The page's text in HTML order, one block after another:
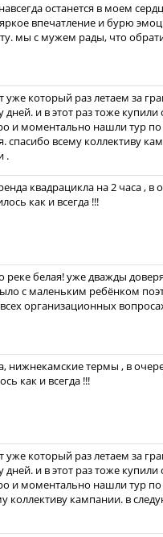
останется в моем
впечатление и бурю
мы с мужем рады, что
уже который раз летаем за
и в этот раз тоже
и моментально нашли тур
спасибо всему коллективу
.
квадрацикла на 2 часа ,
как и всегда !!!
реке белая! уже дважды
с маленьким ребёнком
организационных
нижнекамские термы , в
как и всегда !!!
уже который раз летаем за
и в этот раз тоже
и моментально нашли тур
коллективу кампании. в